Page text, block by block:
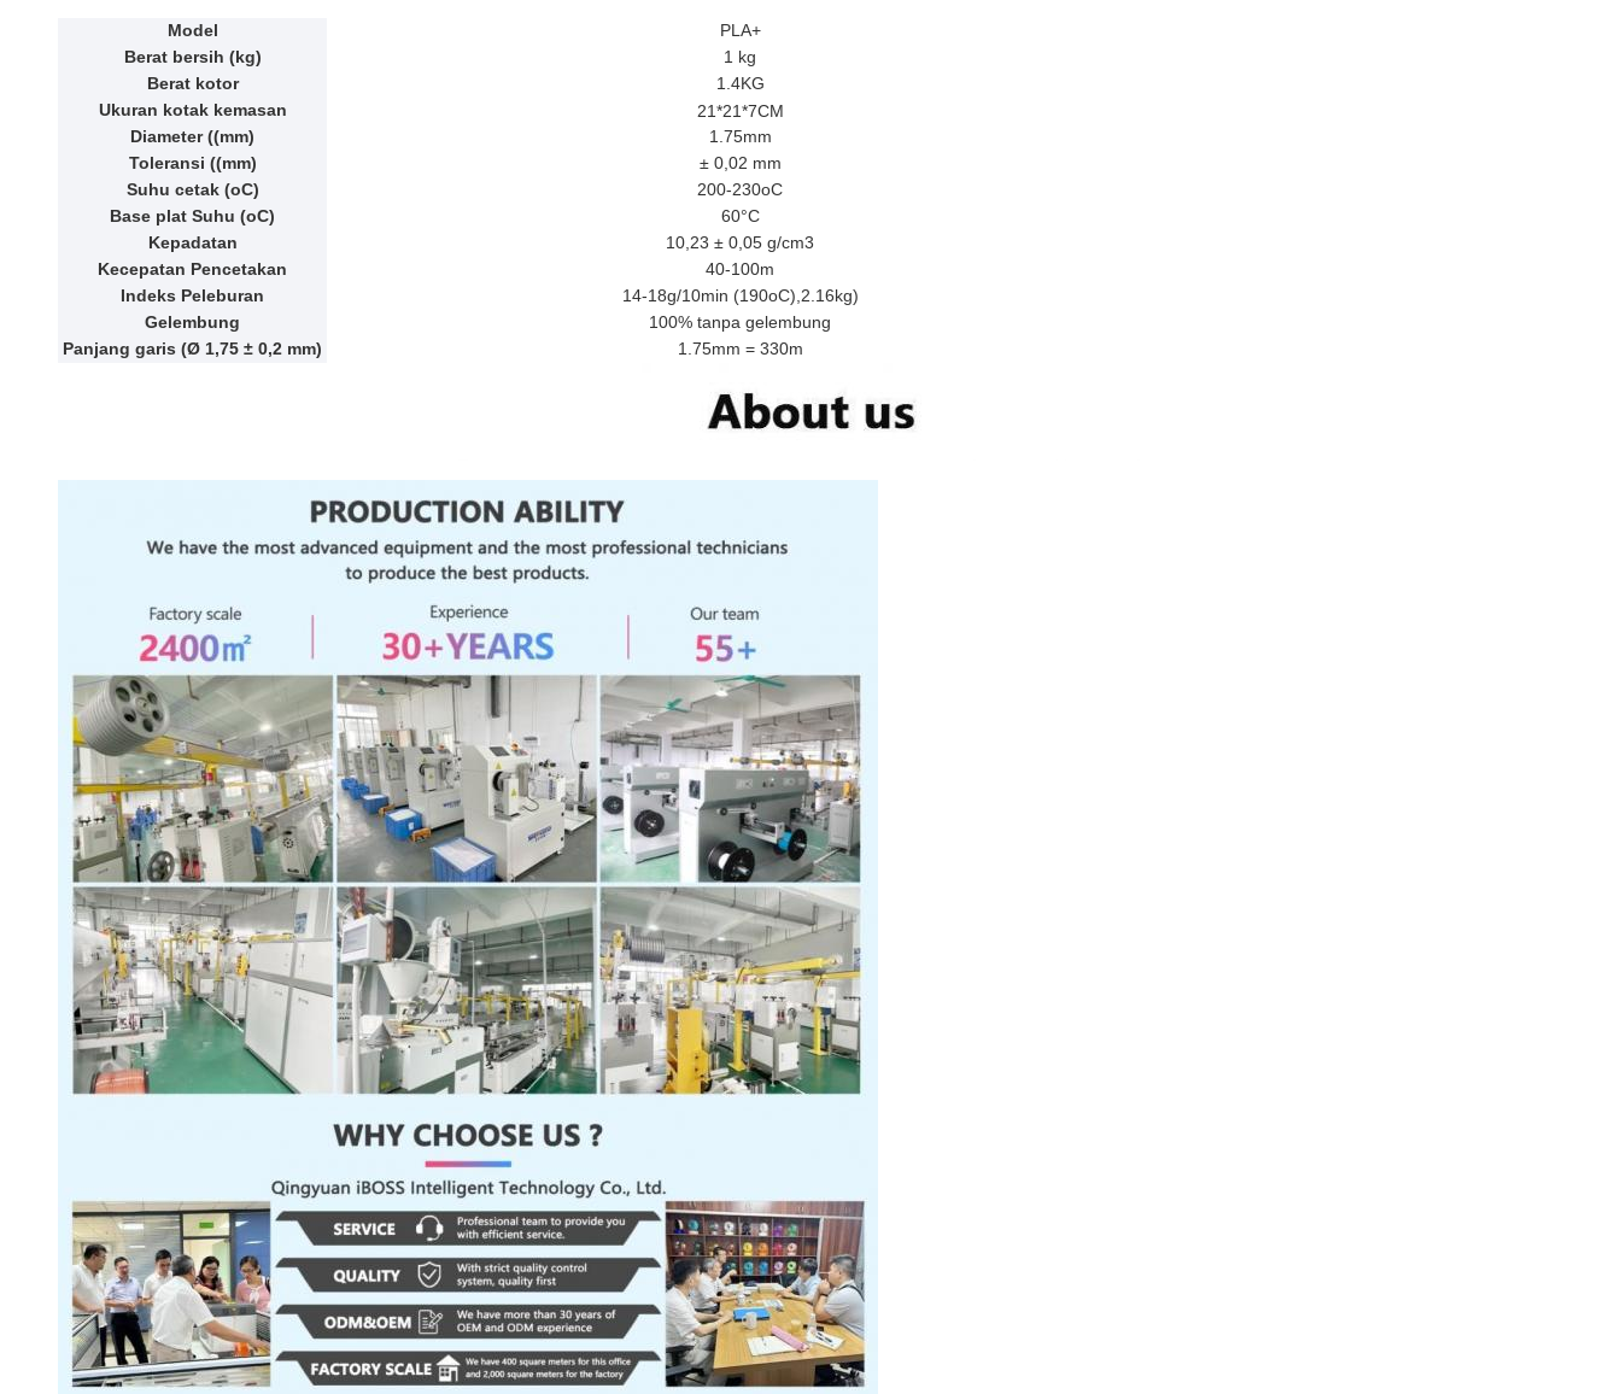
Model
PLA+
Berat bersih (kg)
1 kg
Berat kotor
1.4KG
Ukuran kotak kemasan
21*21*7CM
Diameter ((mm)
1.75mm
Toleransi ((mm)
± 0,02 mm
Suhu cetak (oC)
200-230oC
Base plat Suhu (oC)
60°C
Kepadatan
10,23 ± 0,05 g/cm3
Kecepatan Pencetakan
40-100m
Indeks Peleburan
14-18g/10min (190oC),2.16kg)
Gelembung
100% tanpa gelembung
Panjang garis (Ø 1,75 ± 0,2 mm)
1.75mm = 330m